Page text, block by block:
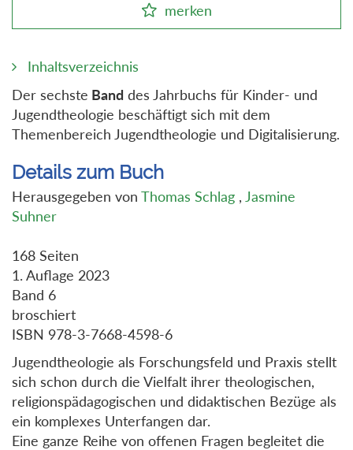
merken
Inhaltsverzeichnis
Der sechste Band des Jahrbuchs für Kinder- und
Jugendtheologie beschäftigt sich mit dem
Themenbereich Jugendtheologie und Digitalisierung.
Details zum Buch
Herausgegeben von Thomas Schlag , Jasmine
Suhner
168 Seiten
1. Auflage 2023
Band 6
broschiert
ISBN 978-3-7668-4598-6
Jugendtheologie als Forschungsfeld und Praxis stellt
sich schon durch die Vielfalt ihrer theologischen,
religionspädagogischen und didaktischen Bezüge als
ein komplexes Unterfangen dar.
Eine ganze Reihe von offenen Fragen begleitet die